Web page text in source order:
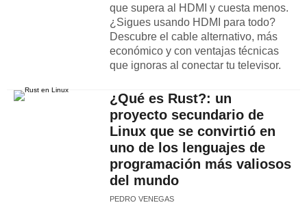
que supera al HDMI y cuesta menos.
¿Sigues usando HDMI para todo?
Descubre el cable alternativo, más
económico y con ventajas técnicas
que ignoras al conectar tu televisor.
¿Qué es Rust?: un
proyecto secundario de
Linux que se convirtió en
uno de los lenguajes de
programación más valiosos
del mundo
PEDRO VENEGAS